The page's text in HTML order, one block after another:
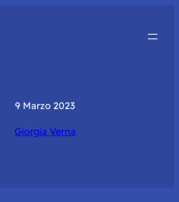
9 Marzo 2023
Giorgia Verna